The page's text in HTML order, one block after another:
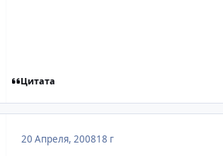
Цитата
20 Апреля, 200818 г